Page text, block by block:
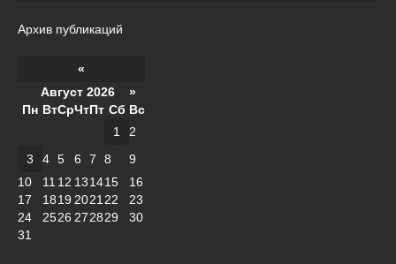
Архив публикаций
«
Август 2026 »
Пн ВтСрЧтПт Сб Вс
1
2
3
4 5 6 7 8
9
10
11 12 131415
16
17
1819 202122
23
24
2526 272829
30
31